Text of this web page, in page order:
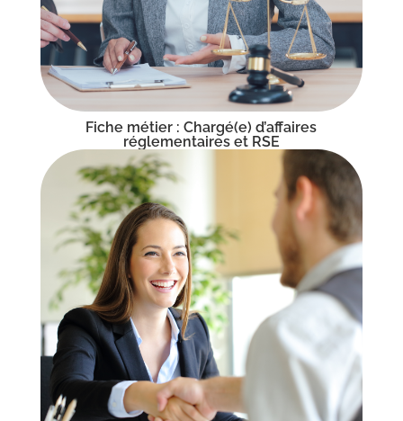
Fiche métier : Chargé(e) d’affaires
réglementaires et RSE